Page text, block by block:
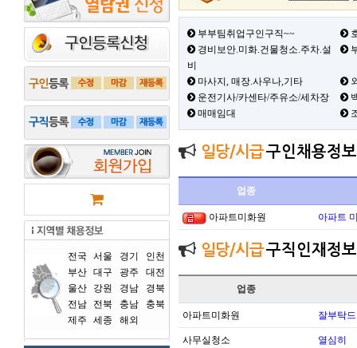
전국 서울 경기
인천
부산 대구 광주
대전
울산
강원 경남
경북
전남
전북 충남
충북
제주
세종 해외
부부팀취업구인구직~~
경비보안.미화.건물청소.주차.설
비
마사지, 매장.사우나,기타
운전기사/카센타/주유소/세차장
매매임대
일당/시급구인채용정보
업종
아파트미화원 아파트
일당/시급구직인재정보
업종
아파트미화원 잘부탁
사무실청소 열심히